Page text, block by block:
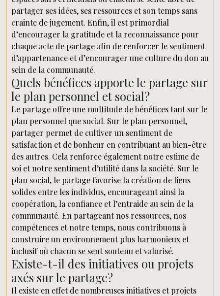
partager ses idées, ses ressources et son temps sans
crainte de jugement. Enfin, il est primordial
d’encourager la gratitude et la reconnaissance pour
chaque acte de partage afin de renforcer le sentiment
d’appartenance et d’encourager une culture du don au
sein de la communauté.
Quels bénéfices apporte le partage sur
le plan personnel et social?
Le partage offre une multitude de bénéfices tant sur le
plan personnel que social. Sur le plan personnel,
partager permet de cultiver un sentiment de
satisfaction et de bonheur en contribuant au bien-être
des autres. Cela renforce également notre estime de
soi et notre sentiment d’utilité dans la société. Sur le
plan social, le partage favorise la création de liens
solides entre les individus, encourageant ainsi la
coopération, la confiance et l’entraide au sein de la
communauté. En partageant nos ressources, nos
compétences et notre temps, nous contribuons à
construire un environnement plus harmonieux et
inclusif où chacun se sent soutenu et valorisé.
Existe-t-il des initiatives ou projets
axés sur le partage?
Il existe en effet de nombreuses initiatives et projets